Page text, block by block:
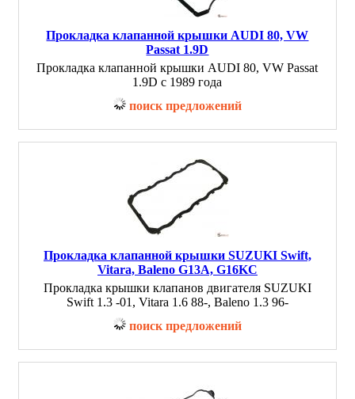
Прокладка клапанной крышки AUDI 80, VW
Passat 1.9D
Прокладка клапанной крышки AUDI 80, VW Passat
1.9D с 1989 года
поиск предложений
Прокладка клапанной крышки SUZUKI Swift,
Vitara, Baleno G13A, G16KC
Прокладка крышки клапанов двигателя SUZUKI
Swift 1.3 -01, Vitara 1.6 88-, Baleno 1.3 96-
поиск предложений